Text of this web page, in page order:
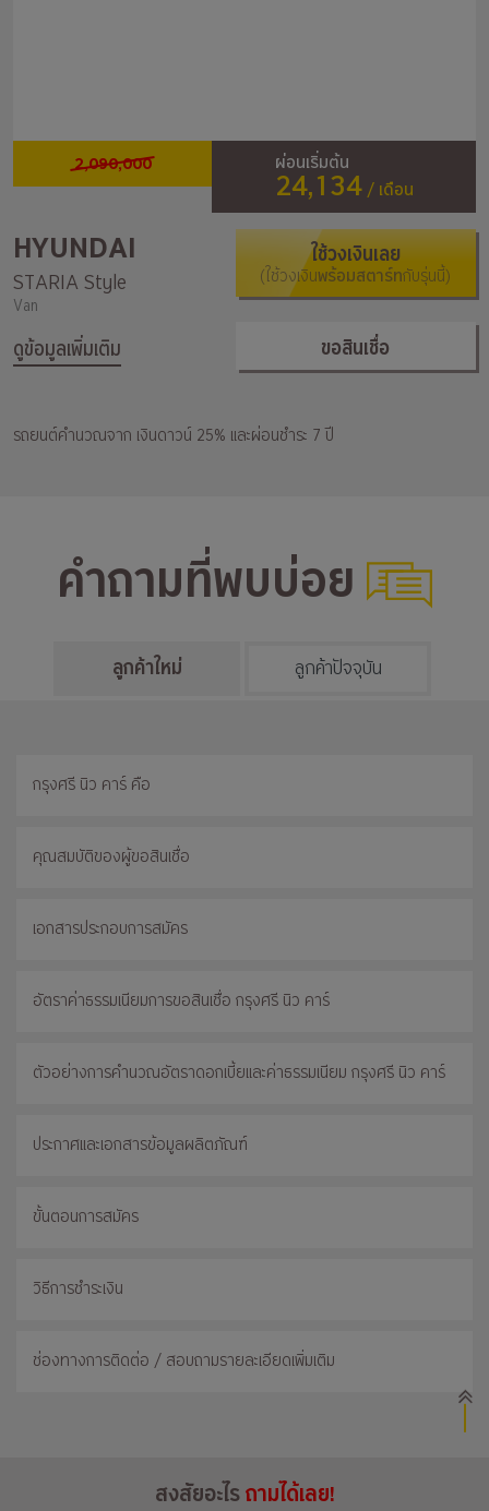
2,090,000 ผ่อนเริ่มต้น
24,134/ เดือน
HYUNDAI
STARIA Style
Van
ดูข้อมูลเพิ่มเติม
ใช้วงเงินเลย
(ใช้วงเงินพร้อมสตาร์ทกับรุ่นนี้)
ขอสินเชื่อ
รถยนต์คำนวณจาก เงินดาวน์ 25% และผ่อนชำระ 7 ปี
คำถามที่พบบ่อย
ลูกค้าใหม่ ลูกค้าปัจจุบัน
กรุงศรี นิว คาร์ คือ
คุณสมบัติของผู้ขอสินเชื่อ
เอกสารประกอบการสมัคร
อัตราค่าธรรมเนียมการขอสินเชื่อ กรุงศรี นิว คาร์
ตัวอย่างการคำนวณอัตราดอกเบี้ยและค่าธรรมเนียม กรุงศรี นิว คาร์
ประกาศและเอกสารข้อมูลผลิตภัณฑ์
ขั้นตอนการสมัคร
วิธีการชำระเงิน
ช่องทางการติดต่อ / สอบถามรายละเอียดเพิ่มเติม
สงสัยอะไรถามได้เลย!